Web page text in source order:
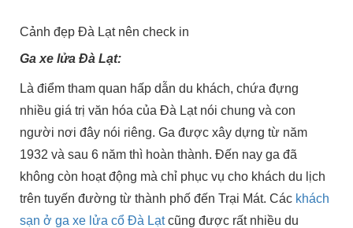
Cảnh đẹp Đà Lạt nên check in
Ga xe lửa Đà Lạt:
Là điểm tham quan hấp dẫn du khách, chứa đựng
nhiều giá trị văn hóa của Đà Lạt nói chung và con
người nơi đây nói riêng. Ga được xây dựng từ năm
1932 và sau 6 năm thì hoàn thành. Đến nay ga đã
không còn hoạt động mà chỉ phục vụ cho khách du lịch
trên tuyến đường từ thành phố đến Trại Mát. Các khách
sạn ở ga xe lửa cổ Đà Lạtcũng được rất nhiều du